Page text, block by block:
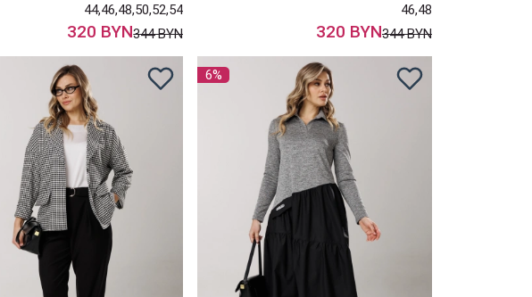
44,46,48,50,52,54
320 BYN344 BYN
46,48
320 BYN344 BYN
6%